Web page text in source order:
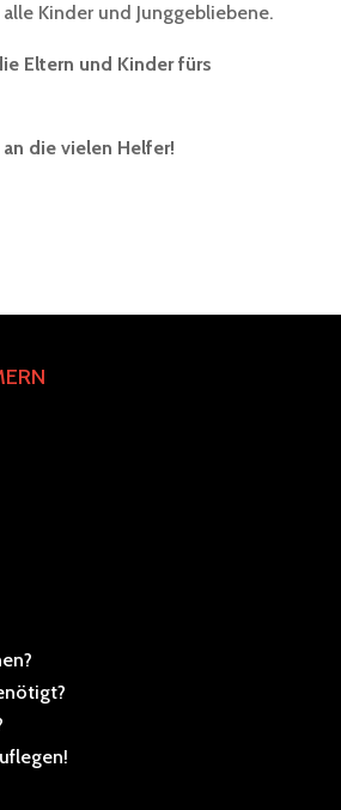
Kinder und Junggebliebene.
Eltern und Kinder fürs
die vielen Helfer!